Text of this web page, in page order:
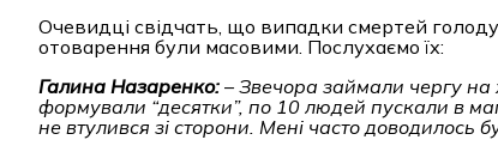
Очевидці свідчать, що випадки смертей
отоварення були масовими. Послухаємо їх:
Галина Назаренко: – Звечора займали чергу на
формували “десятки”, по 10 людей пускали в
не втулився зі сторони. Мені часто доводилось